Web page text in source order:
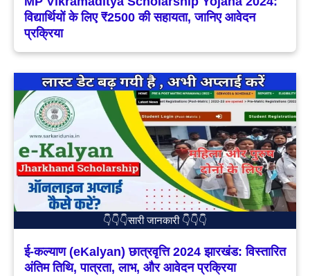
विद्यार्थियों के लिए ₹2500 की सहायता, जानिए आवेदन
प्रक्रिया
👇👇👇सारी जानकारी 👇👇👇
ई-कल्याण (eKalyan) छात्रवृत्ति 2024 झारखंड: विस्तारित
अंतिम तिथि, पात्रता, लाभ, और आवेदन प्रक्रिया